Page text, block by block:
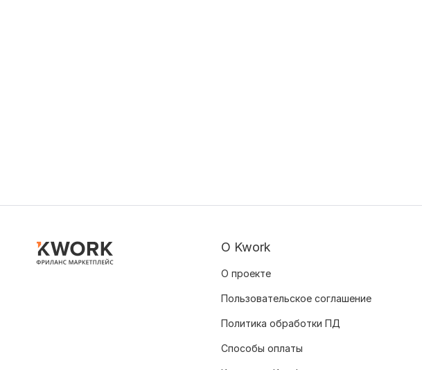
О Kwork
О проекте
Пользовательское соглашение
Политика обработки ПД
Способы оплаты